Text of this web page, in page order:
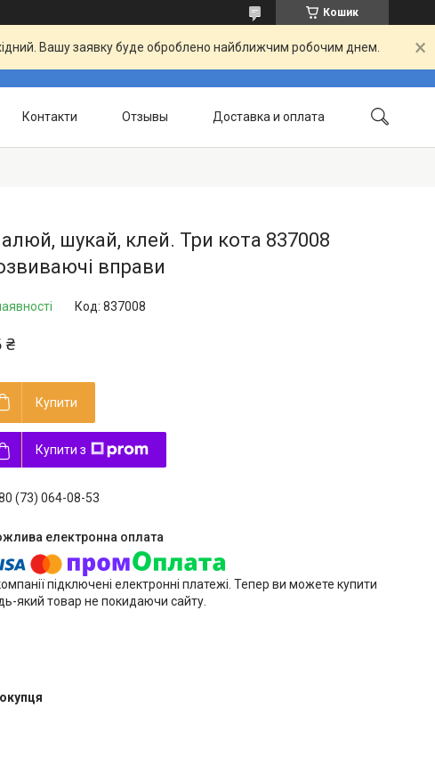
Кошик
Вашу заявку буде оброблено найближчим робочим днем.
Контакти Отзывы Доставка и оплата
шукай, клей. Три кота 837008
вправи
Код: 837008
₴
Купити
Купити з
(73) 064-08-53
підключені електронні платежі. Тепер ви можете купити
який товар не покидаючи сайту.